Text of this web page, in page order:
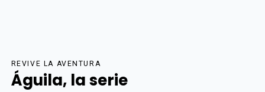
REVIVE LA AVENTURA
Águila, la serie